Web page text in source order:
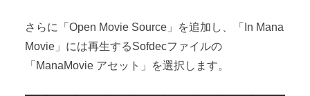
さらに「Open Movie Source」を追加し、「In Mana
Movie」には再生するSofdecファイルの
「ManaMovie アセット」を選択します。